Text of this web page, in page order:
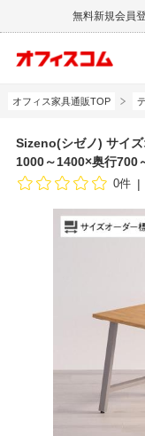
無料新規会員
オフィス家具通販TOP
Sizeno(シゼノ) サイ
1000～1400×奥行700
0件